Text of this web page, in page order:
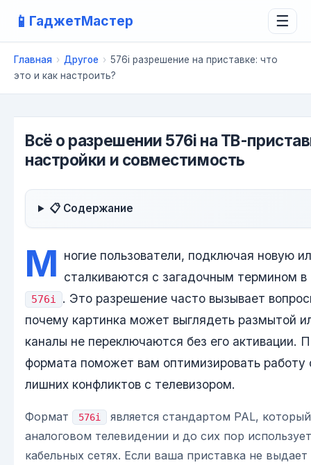
📱 ГаджетМастер ☰
Главная › Другое › 576i разрешение на приставке: что
это и как настроить?
Всё о разрешении 576i на ТВ-
настройки и совместимость
📋 Содержание
М ногие пользователи, подключая новую
сталкиваются с загадочным термином
576i
. Это разрешение часто вызывает
почему картинка может выглядеть размытой
каналы не переключаются без его активации.
формата поможет вам оптимизировать работу
лишних конфликтов с телевизором.
Формат 576i
является стандартом PAL,
аналоговом телевидении и до сих пор
кабельных сетях. Если ваша приставка не